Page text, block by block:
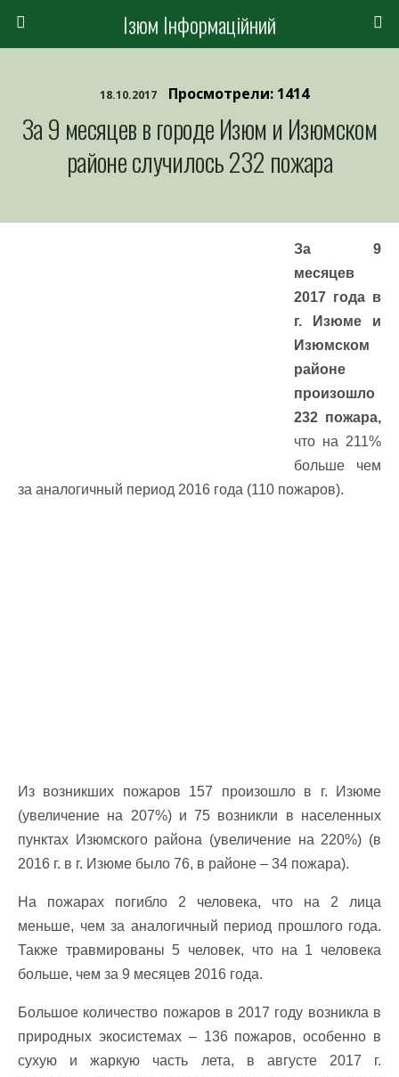
Ізюм Інформаційний
18.10.2017 Просмотрели: 1414
За 9 месяцев в городе Изюм и Изюмском
районе случилось 232 пожара
За 9
месяцев
2017 года в
г. Изюме и
Изюмском
районе
произошло
232 пожара,
что на 211%
больше чем
за аналогичный период 2016 года (110 пожаров).
Из возникших пожаров 157 произошло в г. Изюме
(увеличение на 207%) и 75 возникли в населенных
пунктах Изюмского района (увеличение на 220%) (в
2016 г. в г. Изюме было 76, в районе – 34 пожара).
На пожарах погибло 2 человека, что на 2 лица
меньше, чем за аналогичный период прошлого года.
Также травмированы 5 человек, что на 1 человека
больше, чем за 9 месяцев 2016 года.
Большое количество пожаров в 2017 году возникла в
природных экосистемах – 136 пожаров, особенно в
сухую и жаркую часть лета, в августе 2017 г.